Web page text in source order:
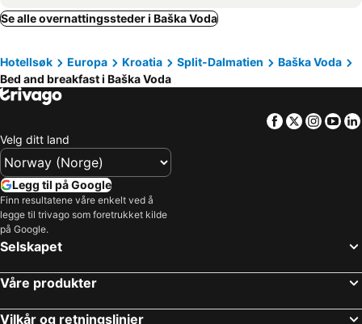
Duće, bed and breakfasts
Jelsa, bed and breakfasts
Selca, bed and breakfasts
Grude, bed and breakfasts
Vrboska, bed and breakfasts
Bol, bed and breakfasts
Milna, bed and breakfasts
Smokvica, bed and breakfasts
Supetar, bed and breakfasts
Podgora, bed and breakfasts
Trpanj, bed and breakfasts
Račišće, bed and breakfasts
Loviste, bed and breakfasts
Solin, bed and breakfasts
Promajna, bed and breakfasts
Se alle overnattingssteder i Baška Voda
Hotellsøk Europa Kroatia Split-Dalmatien
Baška Voda
Bed and breakfast i Baška Voda
Facebook
Twitter
Velg ditt land
Legg til på Google
Finn resultatene våre enkelt ved å
legge til trivago som foretrukket kilde
på Google.
Selskapet
Våre produkter
Vilkår og retningslinjer